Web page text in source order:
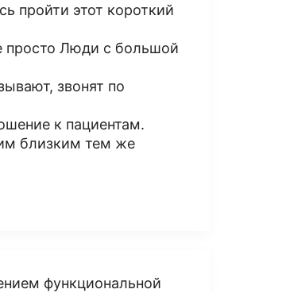
пройти этот короткий
просто Люди с большой
звонят по
к пациентам.
близким тем же
функциональной